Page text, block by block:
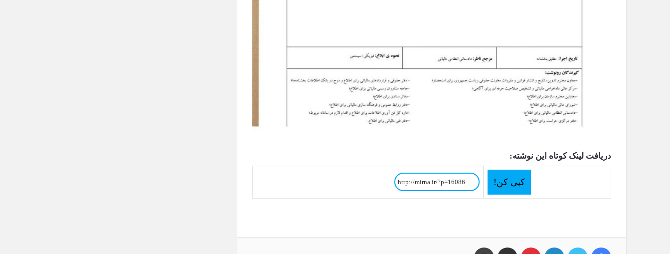
دریافت لینک کوتاه این نوشته:
کپی کن!
فیسبوک توییتر لینکداین پینتریست اشتراک گذاری با ایمیل